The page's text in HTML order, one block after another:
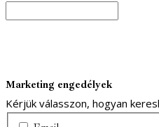
Marketing engedélyek
Kérjük válasszon, hogyan